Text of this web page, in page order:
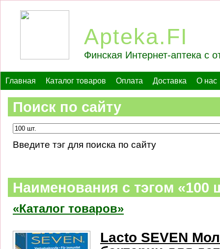
Apteka.FI
Финская Интернет-аптека с
Главная Каталог товаров Оплата Доставка О нас
Поиск по сайту
Введите тэг для поиска по сайту
Наименования c тэгом «100
«Каталог товаров»
Lacto SEVEN